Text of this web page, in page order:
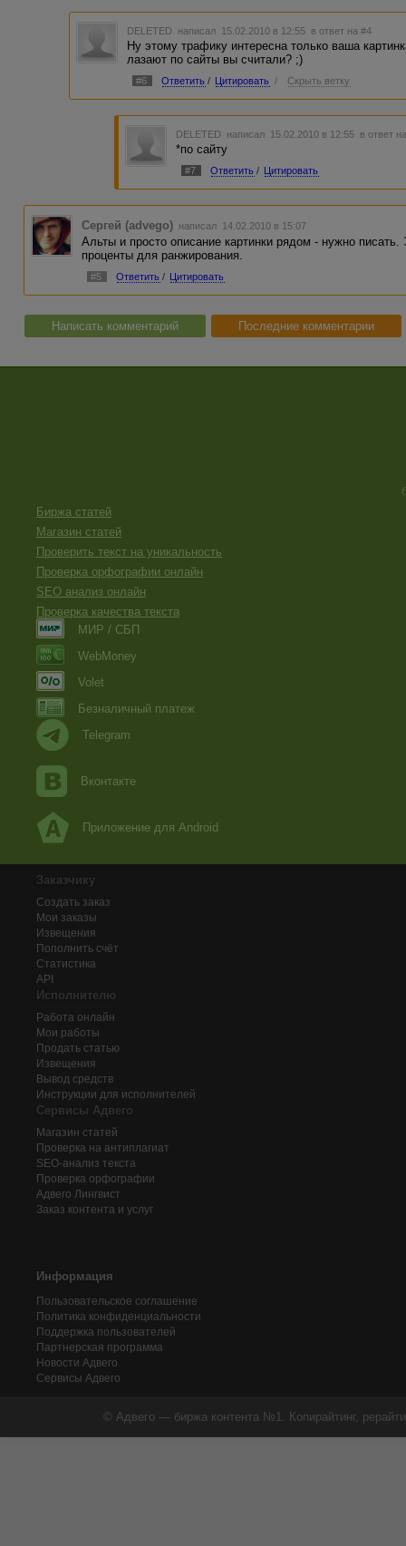
DELETED написал 15.02.2010 в 12:55 в ответ на #4
Ну этому трафику интересна только ваша
лазают по сайты вы считали? ;)
#6 Ответить / Цитировать / Скрыть ветку
DELETED написал 15.02.2010 в 12:55 в ответ
*по сайту
#7 Ответить / Цитировать
Сергей (advego) написал 14.02.2010 в 15:07
Альты и просто описание картинки рядом - нужно
проценты для ранжирования.
#5 Ответить / Цитировать
Написать комментарий Последние комментарии
Биржа статей
Магазин статей
Проверить текст на уникальность
Проверка орфографии онлайн
SEO анализ онлайн
Проверка качества текста
МИР / СБП
WebMoney
Volet
Безналичный платеж
Telegram
Вконтакте
Приложение для Android
Заказчику
Создать заказ
Мои заказы
Извещения
Пополнить счёт
Статистика
API
Исполнителю
Работа онлайн
Мои работы
Продать статью
Извещения
Вывод средств
Инструкции для исполнителей
Сервисы Адвего
Магазин статей
Проверка на антиплагиат
SEO-анализ текста
Проверка орфографии
Адвего Лингвист
Заказ контента и услуг
Информация
Пользовательское соглашение
Политика конфиденциальности
Поддержка пользователей
Партнерская программа
Новости Адвего
Сервисы Адвего
© Адвего — биржа контента №1. Копирайтинг,